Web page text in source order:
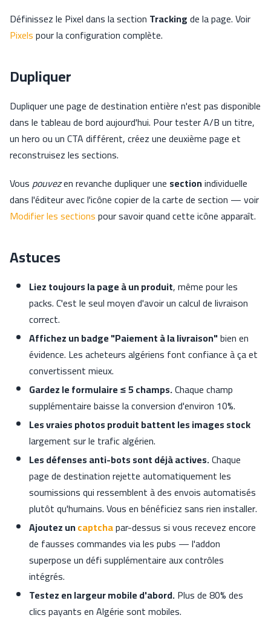
Définissez le Pixel dans la section Trackingde la page. Voir
Pixelspour la configuration complète.
Dupliquer
Dupliquer une page de destination entière n'est pas disponible
dans le tableau de bord aujourd'hui. Pour tester A/B un titre,
un hero ou un CTA différent, créez une deuxième page et
reconstruisez les sections.
Vouspouvezen revanche dupliquer une sectionindividuelle
dans l'éditeur avec l'icône copier de la carte de section — voir
Modifier les sectionspour savoir quand cette icône apparaît.
Astuces
Liez toujours la page à un produit, même pour les
packs. C'est le seul moyen d'avoir un calcul de livraison
correct.
Affichez un badge "Paiement à la livraison"bien en
évidence. Les acheteurs algériens font confiance à ça et
convertissent mieux.
Gardez le formulaire ≤ 5 champs.Chaque champ
supplémentaire baisse la conversion d'environ 10%.
Les vraies photos produit battent les images stock
largement sur le trafic algérien.
Les défenses anti-bots sont déjà actives.Chaque
page de destination rejette automatiquement les
soumissions qui ressemblent à des envois automatisés
plutôt qu'humains. Vous en bénéficiez sans rien installer.
Ajoutez uncaptchapar-dessus si vous recevez encore
de fausses commandes via les pubs — l'addon
superpose un défi supplémentaire aux contrôles
intégrés.
Testez en largeur mobile d'abord.Plus de 80% des
clics payants en Algérie sont mobiles.